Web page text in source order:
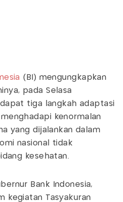
(BI) mengungkapkan
pada Selasa
tiga langkah adaptasi
kenormalan
yang dijalankan dalam
nasional tidak
kesehatan.
Bank Indonesia,
kegiatan Tasyakuran